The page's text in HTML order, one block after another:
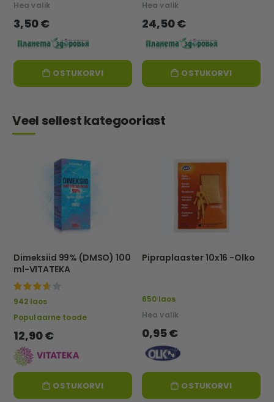
Hea valik
3,50 €
OSTUKORVI
Hea valik
24,50 €
OSTUKORVI
Veel sellest kategooriast
Dimeksiid 99% (DMSO) 100
ml-VITATEKA
942 laos
Populaarne toode
12,90 €
OSTUKORVI
Pipraplaaster 10x16 -Olko
650 laos
Hea valik
0,95 €
OSTUKORVI